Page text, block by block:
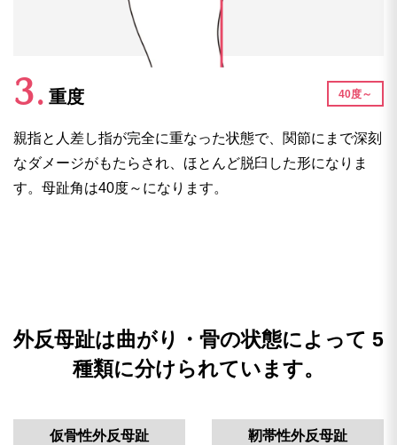
重度 40度～
親指と人差し指が完全に重なった状態で、関節にまで深刻
なダメージがもたらされ、ほとんど脱臼した形になりま
す。母趾角は40度～になります。
外反母趾は曲がり・骨の状態によって 5
種類に分けられています。
仮骨性外反母趾 靭帯性外反母趾